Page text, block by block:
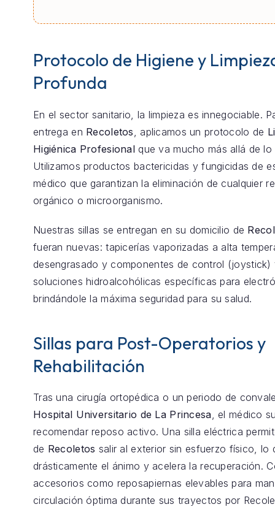
Protocolo de Higiene y
Profunda
En el sector sanitario, la limpieza es innegociable.
entrega en Recoletos , aplicamos un protocolo de
Higiénica Profesional que va mucho más allá de
Utilizamos productos bactericidas y fungicidas de
médico que garantizan la eliminación de cualquier
orgánico o microorganismo.
Nuestras sillas se entregan en su domicilio de
fueran nuevas: tapicerías vaporizadas a alta
desengrasado y componentes de control
soluciones hidroalcohólicas específicas para
brindándole la máxima seguridad para su salud.
Sillas para Post-Operatorios y
Rehabilitación
Tras una cirugía ortopédica o un periodo de
Hospital Universitario de La Princesa, el médico
recomendar reposo activo. Una silla eléctrica
de Recoletos salir al exterior sin esfuerzo físico, lo
drásticamente el ánimo y acelera la recuperación.
accesorios como reposapiernas elevables para
circulación óptima durante sus trayectos por